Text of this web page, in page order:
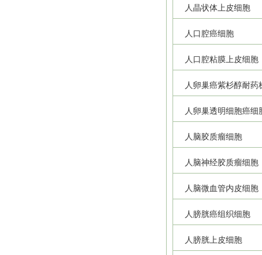
人晶状体上皮细胞
人口腔癌细胞
人口腔粘膜上皮细胞
人卵巢癌紫杉醇耐药
人卵巢透明细胞癌细
人脑胶质瘤细胞
人脑神经胶质瘤细胞
人脑微血管内皮细胞
人膀胱癌组织细胞
人膀胱上皮细胞